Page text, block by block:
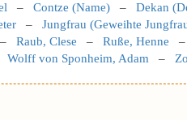
– Contze (Name) – Dekan
– Jungfrau (Geweihte
Raub, Clese – Ruße, Henne
Wolff von Sponheim, Adam –